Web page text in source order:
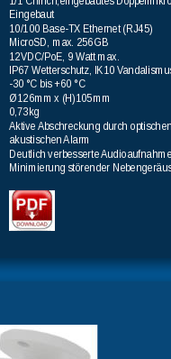
Eingebaut
10/100 Base-TX Ethernet (RJ45)
MicroSD, max. 256GB
12VDC/PoE, 9 Watt max.
IP67 Wetterschutz, IK10
-30 °C bis +60 °C
Ø126mm x (H)105mm
0,73kg
Aktive Abschreckung durch
akustischen Alarm
Deutlich verbesserte
Minimierung störender